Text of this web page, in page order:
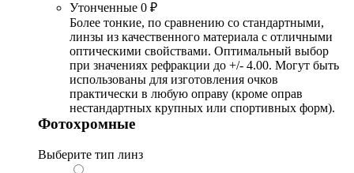
Утонченные 0 ₽
Более тонкие, по сравнению со стандартными,
линзы из качественного материала с отличными
оптическими свойствами. Оптимальный выбор
при значениях рефракции до +/- 4.00. Могут быть
использованы для изготовления очков
практически в любую оправу (кроме оправ
нестандартных крупных или спортивных форм).
Фотохромные
Выберите тип линз